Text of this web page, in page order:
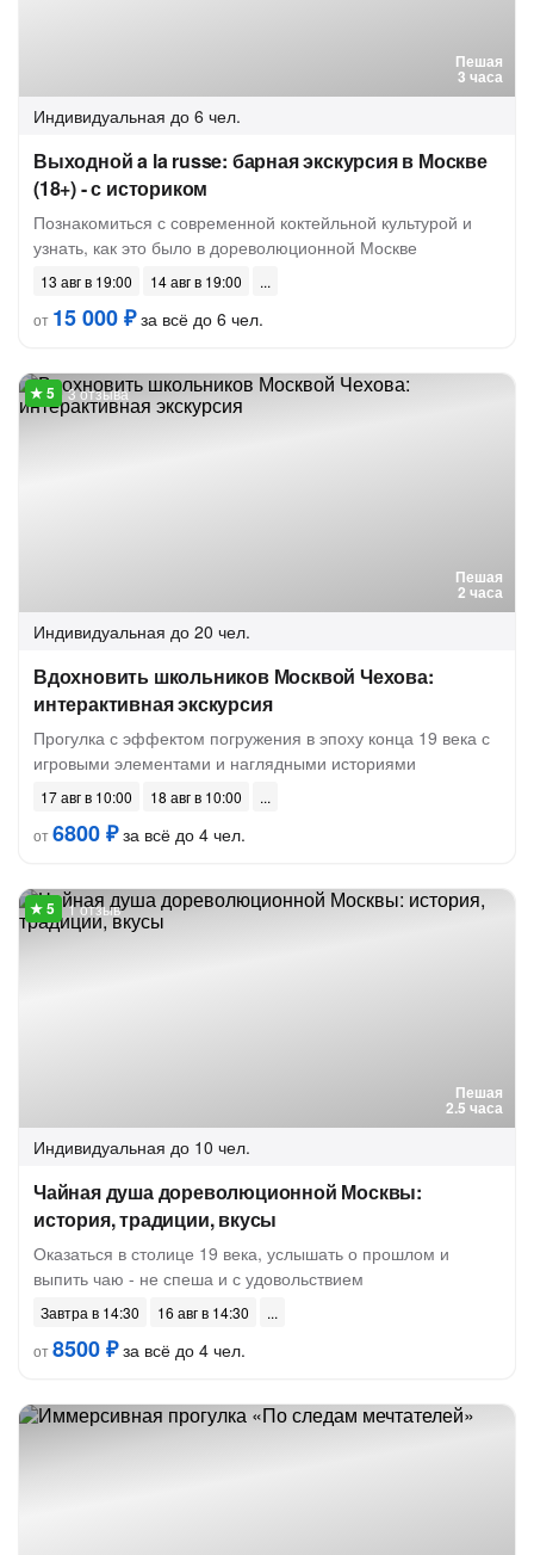
Пешая
3 часа
Индивидуальная до 6 чел.
Выходной a la russe: барная экскурсия в Москве
(18+) - с историком
Познакомиться с современной коктейльной культурой и
узнать, как это было в дореволюционной Москве
13 авг в 19:00
14 авг в 19:00
от 15 000 ₽за всё до 6 чел.
Пешая
2 часа
3 отзыва
Индивидуальная до 20 чел.
Вдохновить школьников Москвой Чехова:
интерактивная экскурсия
Прогулка с эффектом погружения в эпоху конца 19 века с
игровыми элементами и наглядными историями
17 авг в 10:00
18 авг в 10:00
от6800 ₽за всё до 4 чел.
Пешая
2.5 часа
1 отзыв
Индивидуальная до 10 чел.
Чайная душа дореволюционной Москвы:
история, традиции, вкусы
Оказаться в столице 19 века, услышать о прошлом и
выпить чаю - не спеша и с удовольствием
Завтра в 14:30
16 авг в 14:30
от8500 ₽за всё до 4 чел.